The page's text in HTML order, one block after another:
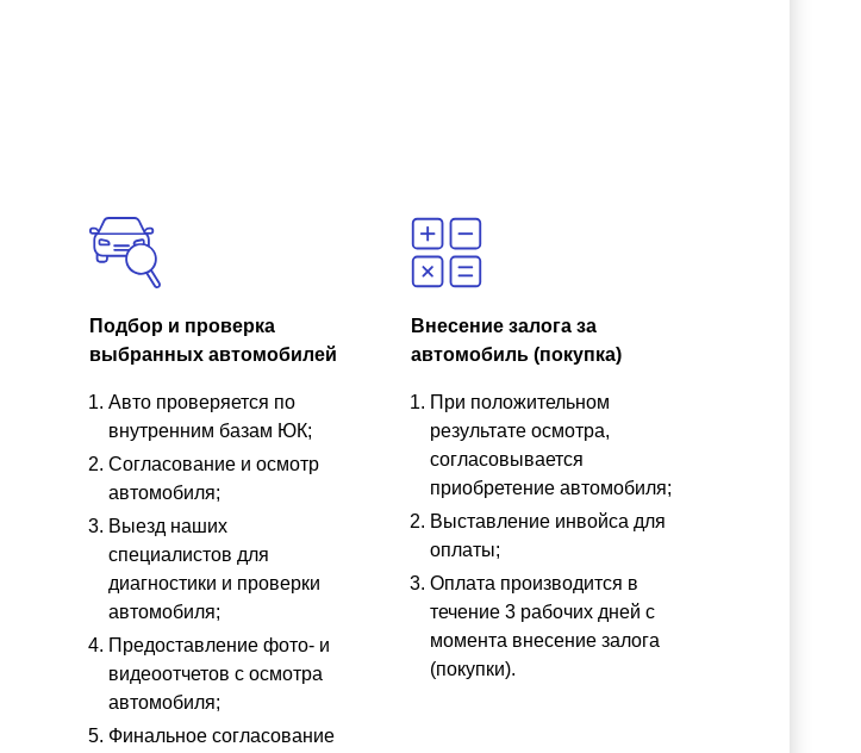
Подбор и проверка
выбранных автомобилей
Авто проверяется по
внутренним базам ЮК;
Согласование и осмотр
автомобиля;
Выезд наших
специалистов для
диагностики и проверки
автомобиля;
Предоставление фото- и
видеоотчетов с осмотра
автомобиля;
Финальное согласование
Внесение залога за
автомобиль (покупка)
При положительном
результате осмотра,
согласовывается
приобретение автомобиля;
Выставление инвойса для
оплаты;
Оплата производится в
течение 3 рабочих дней с
момента внесение залога
(покупки).